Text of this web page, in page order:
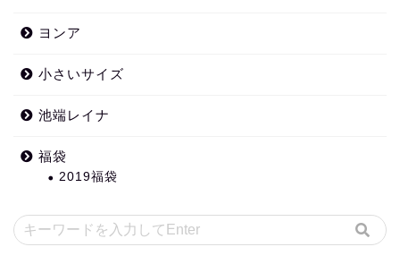
ヨンア
小さいサイズ
池端レイナ
福袋
2019福袋